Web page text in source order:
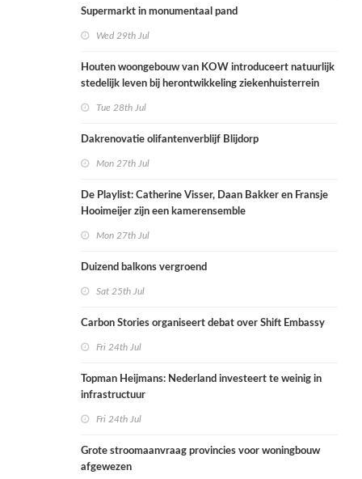
Supermarkt in monumentaal pand
Wed 29th Jul
Houten woongebouw van KOW introduceert natuurlijk
stedelijk leven bij herontwikkeling ziekenhuisterrein
Tue 28th Jul
Dakrenovatie olifantenverblijf Blijdorp
Mon 27th Jul
De Playlist: Catherine Visser, Daan Bakker en Fransje
Hooimeijer zijn een kamerensemble
Mon 27th Jul
Duizend balkons vergroend
Sat 25th Jul
Carbon Stories organiseert debat over Shift Embassy
Fri 24th Jul
Topman Heijmans: Nederland investeert te weinig in
infrastructuur
Fri 24th Jul
Grote stroomaanvraag provincies voor woningbouw
afgewezen